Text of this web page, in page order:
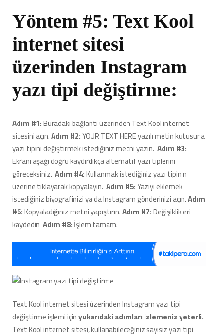
Yöntem #5: Text Kool
internet sitesi
üzerinden Instagram
yazı tipi değiştirme:
Adım #1:Buradaki bağlantı üzerinden Text Kool internet
sitesini açın.Adım #2:YOUR TEXT HERE yazılı metin kutusuna
yazı tipini değiştirmek istediğiniz metni yazın. Adım #3:
Ekranı aşağı doğru kaydırdıkça alternatif yazı tiplerini
göreceksiniz. Adım #4:Kullanmak istediğiniz yazı tipinin
üzerine tıklayarak kopyalayın. Adım #5:Yazıyı eklemek
istediğiniz biyografinizi ya da Instagram gönderinizi açın.Adım
#6:Kopyaladığınız metni yapıştırın.Adım #7:Değişiklikleri
kaydedin Adım #8:İşlem tamam.
Text Kool internet sitesi üzerinden Instagram yazı tipi
değiştirme işlemi içinyukarıdaki adımları izlemeniz yeterli.
Text Kool internet sitesi, kullanabileceğiniz sayısız yazı tipi